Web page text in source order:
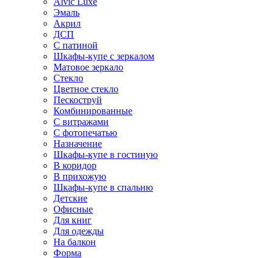
Эмаль
Акрил
ДСП
С патиной
Шкафы-купе с зеркалом
Матовое зеркало
Стекло
Цветное стекло
Пескоструй
Комбинированные
С витражами
С фотопечатью
Назначение
Шкафы-купе в гостиную
В коридор
В прихожую
Шкафы-купе в спальню
Детские
Офисные
Для книг
Для одежды
На балкон
Форма